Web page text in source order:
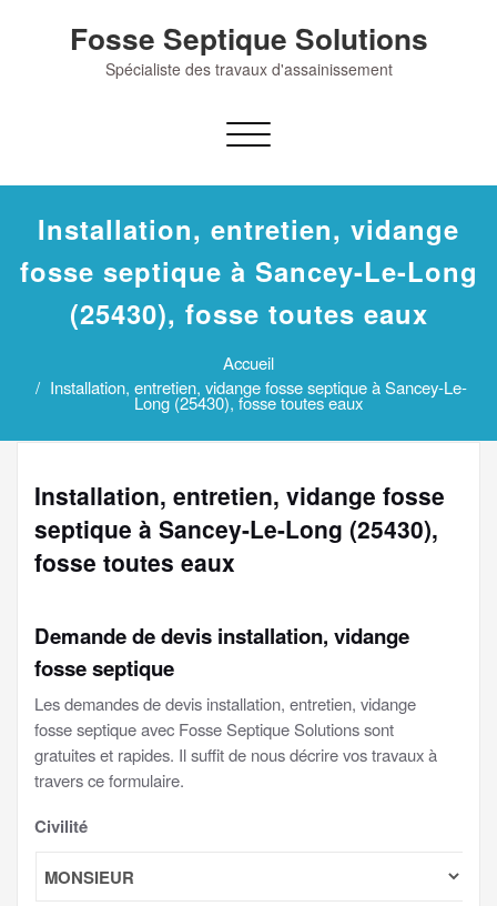
Fosse Septique Solutions
Spécialiste des travaux d'assainissement
Afficher/masquer
navigation
Installation, entretien, vidange
fosse septique à Sancey-Le-Long
(25430), fosse toutes eaux
Accueil
Installation, entretien, vidange fosse septique à Sancey-Le-
Long (25430), fosse toutes eaux
Installation, entretien, vidange fosse
septique à Sancey-Le-Long (25430),
fosse toutes eaux
Demande de devis installation, vidange
fosse septique
Les demandes de devis installation, entretien, vidange
fosse septique avec Fosse Septique Solutions sont
gratuites et rapides. Il suffit de nous décrire vos travaux à
travers ce formulaire.
Civilité